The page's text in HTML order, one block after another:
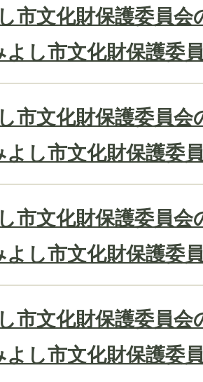
市文化財保護委員会
よし市文化財保護委
市文化財保護委員会
よし市文化財保護委
市文化財保護委員会
よし市文化財保護委
市文化財保護委員会
よし市文化財保護委